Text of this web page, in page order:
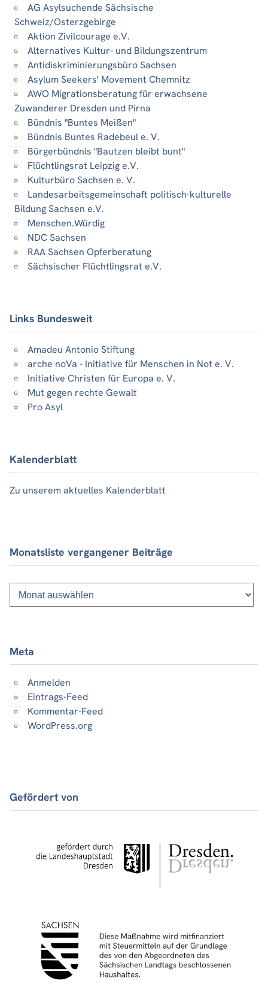
AG Asylsuchende Sächsische
Schweiz/Osterzgebirge
Aktion Zivilcourage e.V.
Alternatives Kultur- und Bildungszentrum
Antidiskriminierungsbüro Sachsen
Asylum Seekers' Movement Chemnitz
AWO Migrationsberatung für erwachsene
Zuwanderer Dresden und Pirna
Bündnis "Buntes Meißen"
Bündnis Buntes Radebeul e. V.
Bürgerbündnis "Bautzen bleibt bunt"
Flüchtlingsrat Leipzig e.V.
Kulturbüro Sachsen e. V.
Landesarbeitsgemeinschaft politisch-kulturelle
Bildung Sachsen e.V.
Menschen.Würdig
NDC Sachsen
RAA Sachsen Opferberatung
Sächsischer Flüchtlingsrat e.V.
Links Bundesweit
Amadeu Antonio Stiftung
arche noVa - Initiative für Menschen in Not e. V.
Initiative Christen für Europa e. V.
Mut gegen rechte Gewalt
Pro Asyl
Kalenderblatt
Zu unserem aktuelles Kalenderblatt
Monatsliste vergangener Beiträge
Monatsliste
vergangener
Beiträge
Meta
Anmelden
Eintrags-Feed
Kommentar-Feed
WordPress.org
Gefördert von